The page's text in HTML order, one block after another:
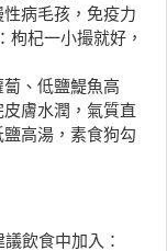
病毛孩，免疫力
枸杞一小撮就好，
、低鹽鯷魚高
膚水潤，氣質直
高湯，素食狗勾
飲食中加入：